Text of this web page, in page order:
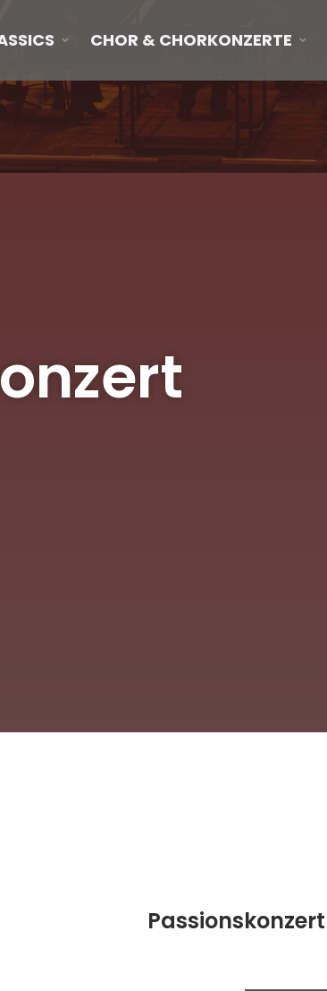
CHOR & CHORKONZERTE
Passionskonzert